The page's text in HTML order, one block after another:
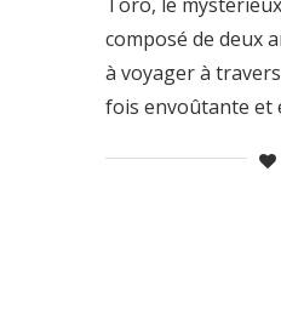
composé de deux
à voyager à
fois envoûtante et